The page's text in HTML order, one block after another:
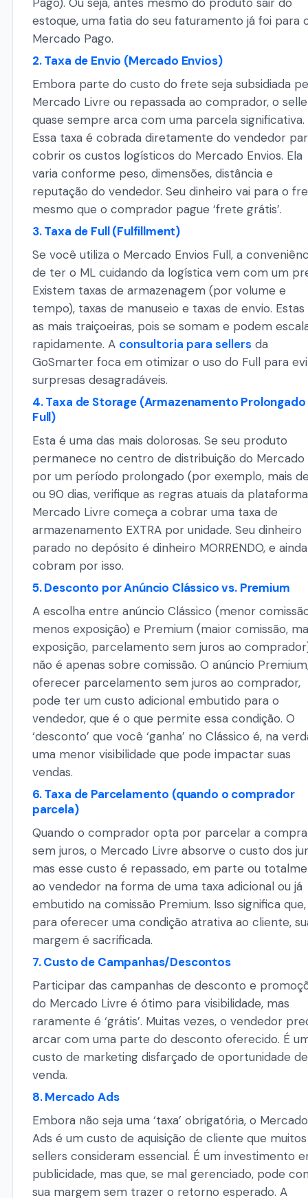
estoque, uma fatia do seu faturamento já foi para
Mercado Pago.
2. Taxa de Envio (Mercado Envios)
Embora parte do custo do frete seja subsidiada
Mercado Livre ou repassada ao comprador, o
quase sempre arca com uma parcela significativa.
Essa taxa é cobrada diretamente do vendedor
cobrir os custos logísticos do Mercado Envios. Ela
varia conforme peso, dimensões, distância e
reputação do vendedor. Seu dinheiro vai para o
mesmo que o comprador pague ‘frete grátis’.
3. Taxa de Full (Fulfillment)
Se você utiliza o Mercado Envios Full, a
de ter o ML cuidando da logística vem com um
Existem taxas de armazenagem (por volume e
tempo), taxas de manuseio e taxas de envio. Estas
as mais traiçoeiras, pois se somam e podem
rapidamente. A consultoria para sellers da
GoSmarter foca em otimizar o uso do Full para
surpresas desagradáveis.
4. Taxa de Storage (Armazenamento Prolongado
Full)
Esta é uma das mais dolorosas. Se seu produto
permanece no centro de distribuição do Mercado
por um período prolongado (por exemplo, mais
ou 90 dias, verifique as regras atuais da
Mercado Livre começa a cobrar uma taxa de
armazenamento EXTRA por unidade. Seu dinheiro
parado no depósito é dinheiro MORRENDO, e
cobram por isso.
5. Desconto por Anúncio Clássico vs. Premium
A escolha entre anúncio Clássico (menor
menos exposição) e Premium (maior comissão,
exposição, parcelamento sem juros ao
não é apenas sobre comissão. O anúncio
oferecer parcelamento sem juros ao comprador,
pode ter um custo adicional embutido para o
vendedor, que é o que permite essa condição. O
‘desconto’ que você ‘ganha’ no Clássico é, na
uma menor visibilidade que pode impactar suas
vendas.
6. Taxa de Parcelamento (quando o comprador
parcela)
Quando o comprador opta por parcelar a compra
sem juros, o Mercado Livre absorve o custo dos
mas esse custo é repassado, em parte ou
ao vendedor na forma de uma taxa adicional ou já
embutido na comissão Premium. Isso significa que,
para oferecer uma condição atrativa ao cliente,
margem é sacrificada.
7. Custo de Campanhas/Descontos
Participar das campanhas de desconto e
do Mercado Livre é ótimo para visibilidade, mas
raramente é ‘grátis’. Muitas vezes, o vendedor
arcar com uma parte do desconto oferecido. É
custo de marketing disfarçado de oportunidade de
venda.
8. Mercado Ads
Embora não seja uma ‘taxa’ obrigatória, o Mercado
Ads é um custo de aquisição de cliente que muitos
sellers consideram essencial. É um investimento
publicidade, mas que, se mal gerenciado, pode
sua margem sem trazer o retorno esperado. A